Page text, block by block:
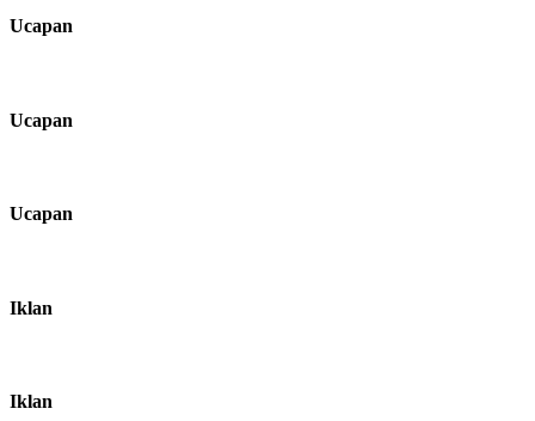
Ucapan
Ucapan
Ucapan
Iklan
Iklan